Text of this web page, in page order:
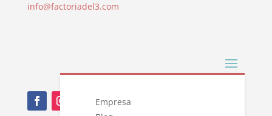
info@factoriadel3.com
Empresa